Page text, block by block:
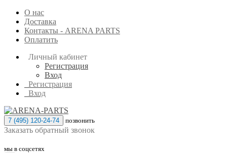
О нас
Доставка
Контакты - ARENA PARTS
Оплатить
Личный кабинет
Регистрация
Вход
Регистрация
Вход
7 (495) 120-24-74 позвонить
Заказать обратный звонок
мы в соцсетях